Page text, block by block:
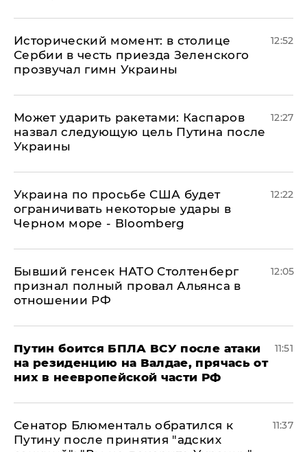
Исторический момент: в столице
Сербии в честь приезда Зеленского
прозвучал гимн Украины
12:52
Может ударить ракетами: Каспаров
назвал следующую цель Путина после
Украины
12:27
Украина по просьбе США будет
ограничивать некоторые удары в
Черном море - Bloomberg
12:22
Бывший генсек НАТО Столтенберг
признал полный провал Альянса в
отношении РФ
12:05
Путин боится БПЛА ВСУ после атаки
на резиденцию на Валдае, прячась от
них в неевропейской части РФ
11:51
Сенатор Блюменталь обратился к
Путину после принятия "адских
11:37